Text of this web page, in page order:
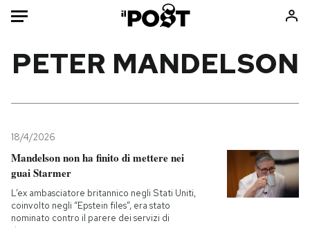
Mondo
Politica
Tecnologia
Internet
Scienza
Consumismi
Ok Boomer!
PETER MANDELSON
18/4/2026
Mandelson non ha finito di mettere nei
guai Starmer
L’ex ambasciatore britannico negli Stati Uniti,
coinvolto negli “Epstein files”, era stato
nominato contro il parere dei servizi di